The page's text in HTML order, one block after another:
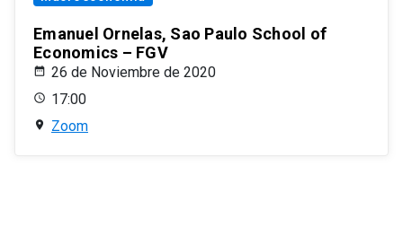
Emanuel Ornelas, Sao Paulo School of
Economics – FGV
26 de Noviembre de 2020
17:00
Zoom